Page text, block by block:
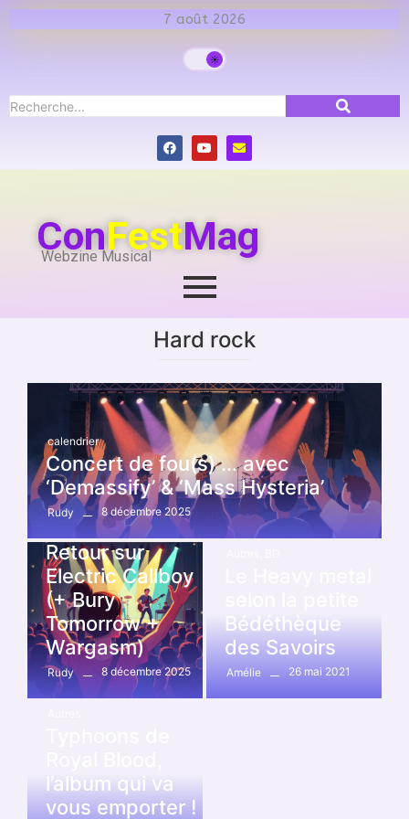
7 août 2026
ConFestMag
Webzine Musical
Hard rock
calendrier
Concert de fou(s) … avec
‘Demassify’ & ‘Mass Hysteria’
Rudy
8 décembre 2025
Retour sur
Electric Callboy
(+ Bury
Tomorrow +
Wargasm)
Rudy 8 décembre 2025
Bédéthèque
des Savoirs
Amélie 26 mai 2021
l’album qui va
vous emporter !